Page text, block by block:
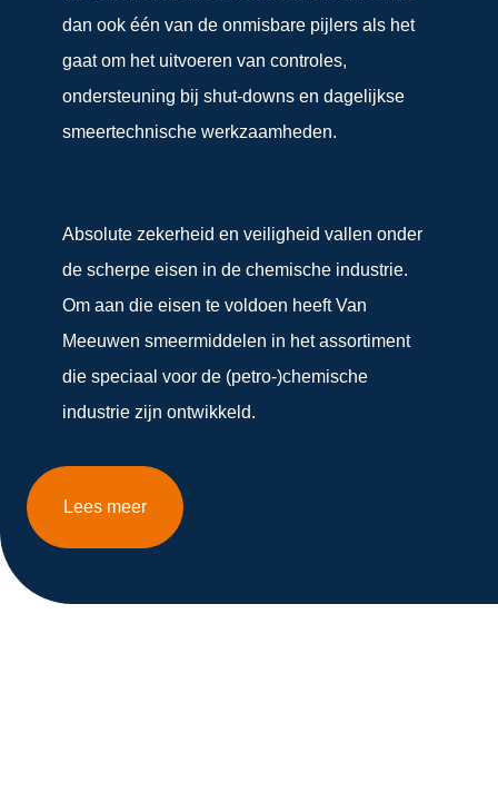
dan ook één van de onmisbare pijlers als het
gaat om het uitvoeren van controles,
ondersteuning bij shut-downs en dagelijkse
smeertechnische werkzaamheden.
Absolute zekerheid en veiligheid vallen onder
de scherpe eisen in de chemische industrie.
Om aan die eisen te voldoen heeft Van
Meeuwen smeermiddelen in het assortiment
die speciaal voor de (petro-)chemische
industrie zijn ontwikkeld.
Lees meer